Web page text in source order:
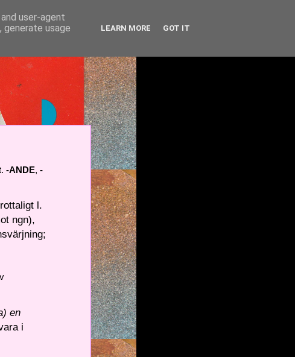
-ANDE, -
l.
ngn),
en
i
user-agent
usage
LEARN MORE GOT IT